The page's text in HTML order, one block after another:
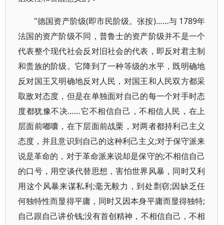
"德国资产阶级(即市民阶级。张按)……与 1789年
法国的资产阶级不同，普鲁士的资产阶级并不是一个
代表整个现代社会反对旧社会的代表，即反对君主制
和贵族的阶级。它降到了一种等级的水平，既明确地
反对国王又明确地反对人民，对国王和人民双方都采
取敌对态度，但是在单独面对自己的每一个对手时态
度都犹豫不决……它不相信自己，不相信人民，在上
层面前嘟囔，在下层面前战栗，对两者都持利己主义
态度，并且意识到自己的这种利己主义;对于保守派来
说是革命的，对于革命派来说却是保守的;不相信自己
的口号，用空谈代替思想，害怕世界风暴，同时又利
用这个风暴来谋私利;毫无毅力，到处剽窃;因缺乏任
何独特性而显得平庸，同时又因本身平庸而显得独特;
自己跟自己讲价钱;没有首创精神，不相信自己，不相